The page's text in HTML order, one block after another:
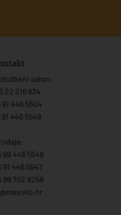
salon:
22 216 634
91 446 5504
91 446 5548
99 446 5548
91 446 5547
99 702 8258
hr